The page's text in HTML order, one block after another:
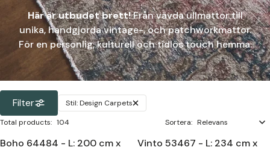
Här är utbudet brett!Från vävda ullmattor till
unika, handgjorda vintage-, och patchworkmattor.
För en personlig, kulturell och tidlös touch hemma.
Filter Stil:Design Carpets
Total products: 104 Sortera:
Boho 64484 - L: 200 cm x
Vinto 53467 - L: 234 cm x